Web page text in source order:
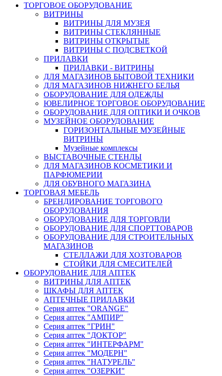
ТОРГОВОЕ ОБОРУДОВАНИЕ
ВИТРИНЫ
ВИТРИНЫ ДЛЯ МУЗЕЯ
ВИТРИНЫ СТЕКЛЯННЫЕ
ВИТРИНЫ ОТКРЫТЫЕ
ВИТРИНЫ С ПОДСВЕТКОЙ
ПРИЛАВКИ
ПРИЛАВКИ - ВИТРИНЫ
ДЛЯ МАГАЗИНОВ БЫТОВОЙ ТЕХНИКИ
ДЛЯ МАГАЗИНОВ НИЖНЕГО БЕЛЬЯ
ОБОРУДОВАНИЕ ДЛЯ ОДЕЖДЫ
ЮВЕЛИРНОЕ ТОРГОВОЕ ОБОРУДОВАНИЕ
ОБОРУДОВАНИЕ ДЛЯ ОПТИКИ И ОЧКОВ
МУЗЕЙНОЕ ОБОРУДОВАНИЕ
ГОРИЗОНТАЛЬНЫЕ МУЗЕЙНЫЕ
ВИТРИНЫ
Музейные комплексы
ВЫСТАВОЧНЫЕ СТЕНДЫ
ДЛЯ МАГАЗИНОВ КОСМЕТИКИ И
ПАРФЮМЕРИИ
ДЛЯ ОБУВНОГО МАГАЗИНА
ТОРГОВАЯ МЕБЕЛЬ
БРЕНДИРОВАНИЕ ТОРГОВОГО
ОБОРУДОВАНИЯ
ОБОРУДОВАНИЕ ДЛЯ ТОРГОВЛИ
ОБОРУДОВАНИЕ ДЛЯ СПОРТТОВАРОВ
ОБОРУДОВАНИЕ ДЛЯ СТРОИТЕЛЬНЫХ
МАГАЗИНОВ
СТЕЛЛАЖИ ДЛЯ ХОЗТОВАРОВ
СТОЙКИ ДЛЯ СМЕСИТЕЛЕЙ
ОБОРУДОВАНИЕ ДЛЯ АПТЕК
ВИТРИНЫ ДЛЯ АПТЕК
ШКАФЫ ДЛЯ АПТЕК
АПТЕЧНЫЕ ПРИЛАВКИ
Серия аптек "ORANGE"
Серия аптек "АМПИР"
Серия аптек "ГРИН"
Серия аптек "ДОКТОР"
Серия аптек "ИНТЕРФАРМ"
Серия аптек "МОДЕРН"
Серия аптек "НАТУРЕЛЬ"
Серия аптек "ОЗЕРКИ"